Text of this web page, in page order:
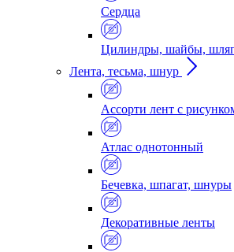
Сердца
Цилиндры, шайбы,
Лента, тесьма, шнур
Ассорти лент с
Атлас однотонный
Бечевка, шпагат, шнуры
Декоративные ленты